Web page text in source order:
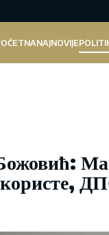
NAJNOVIJE
Ма
користе,